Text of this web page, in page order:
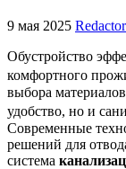
9 мая 2025 Redactor
Обустройство
комфортного
выбора
удобство, но и
Современные
решений для
система